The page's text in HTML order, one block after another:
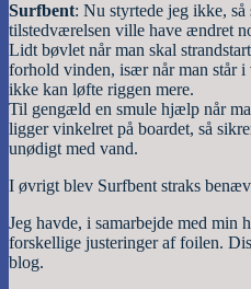
Surfbent: Nu styrtede jeg ikke,
tilstedværelsen ville have ændret
Lidt bøvlet når man skal
forhold vinden, især når man står i
ikke kan løfte riggen mere.
Til gengæld en smule hjælp når
ligger vinkelret på boardet, så
unødigt med vand.
I øvrigt blev Surfbent straks
Jeg havde, i samarbejde med min
forskellige justeringer af foilen.
blog.